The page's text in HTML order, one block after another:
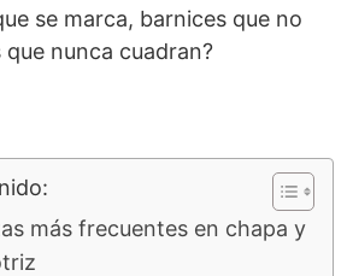
se marca, barnices que no
nunca cuadran?
más frecuentes en chapa y